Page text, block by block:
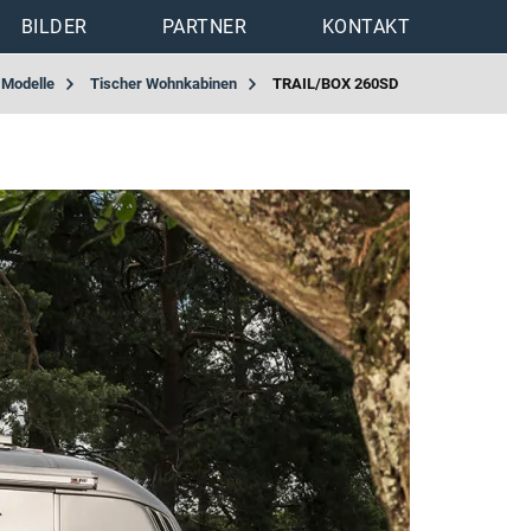
BILDER PARTNER KONTAKT
Modelle Tischer Wohnkabinen TRAIL/BOX 260SD